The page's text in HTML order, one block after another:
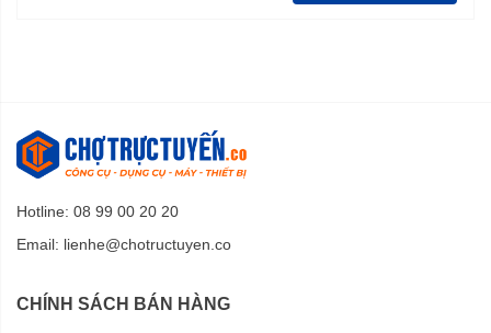
Hotline: 08 99 00 20 20
Email: lienhe@chotructuyen.co
CHÍNH SÁCH BÁN HÀNG